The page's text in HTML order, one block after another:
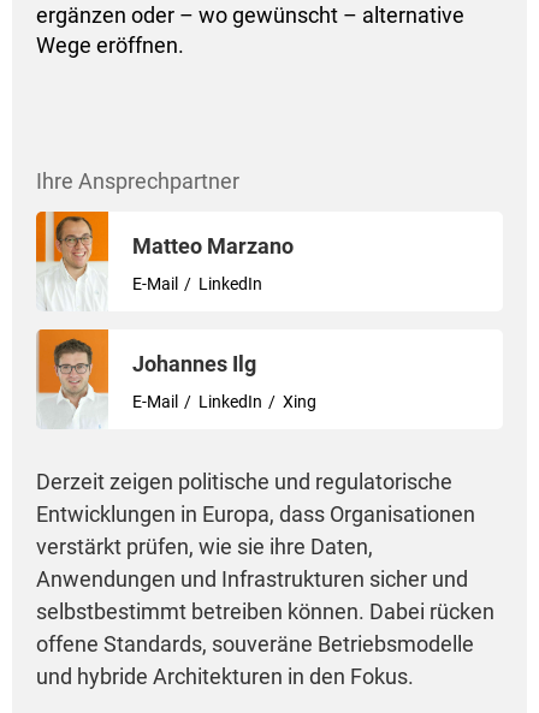
ergänzen oder – wo gewünscht – alternative
Wege eröffnen.
Ihre Ansprechpartner
Matteo Marzano
E-Mail LinkedIn
Johannes Ilg
E-Mail LinkedIn Xing
Derzeit zeigen politische und regulatorische
Entwicklungen in Europa, dass Organisationen
verstärkt prüfen, wie sie ihre Daten,
Anwendungen und Infrastrukturen sicher und
selbstbestimmt betreiben können. Dabei rücken
offene Standards, souveräne Betriebsmodelle
und hybride Architekturen in den Fokus.